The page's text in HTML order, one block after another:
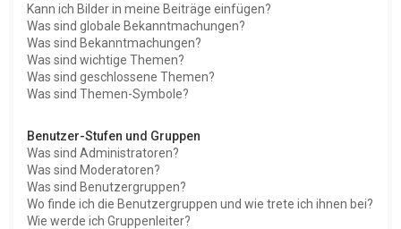
Kann ich Bilder in meine Beiträge einfügen?
Was sind globale Bekanntmachungen?
Was sind Bekanntmachungen?
Was sind wichtige Themen?
Was sind geschlossene Themen?
Was sind Themen-Symbole?
Benutzer-Stufen und Gruppen
Was sind Administratoren?
Was sind Moderatoren?
Was sind Benutzergruppen?
Wo finde ich die Benutzergruppen und wie trete ich ihnen bei?
Wie werde ich Gruppenleiter?